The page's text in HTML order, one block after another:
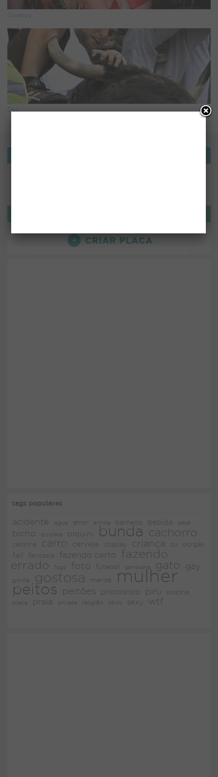
Cowboy
Dor
CRIAR PLACA
tags populares
acidente agua amor anime banheiro bebida bebê
bicho bicicleta biquini bunda cachorro
calcinha carro cerveja cosplay criança cu dorgas
fail fantasia fazendo certo
fazendo
errado
fogo foto futebol gambiarra gato gay
gorda gostosa merda mulher
peitos peitões photoshop piru piscina
placa praia privada religião sexo sexy wtf